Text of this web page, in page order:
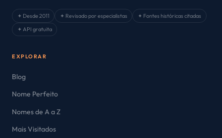
✦ Desde 2011 ✦ Revisado por especialistas
✦ Fontes históricas citadas
✦ API gratuita
EXPLORAR
Blog
Nome Perfeito
Nomes de A a Z
Mais Visitados